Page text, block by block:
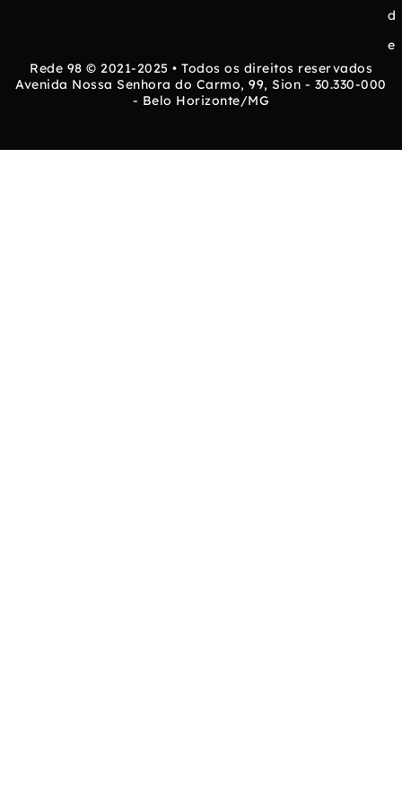
d
e
Rede 98 © 2021-2025 • Todos os direitos reservados
Avenida Nossa Senhora do Carmo, 99, Sion - 30.330-000
- Belo Horizonte/MG